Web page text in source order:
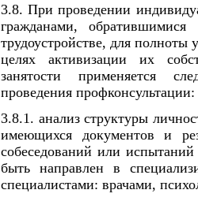
3.8. При проведении
гражданами,
трудоустройстве, для полноты
целях активизации их
занятости применяется
проведения профконсультации:
3.8.1. анализ структуры
имеющихся документов и
собеседований или
быть направлен в
специалистами: врачами,